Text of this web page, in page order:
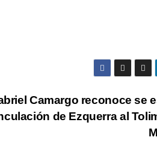
Camargo reconoce se
de Ezquerra al